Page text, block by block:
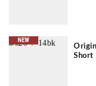
NEW
Short